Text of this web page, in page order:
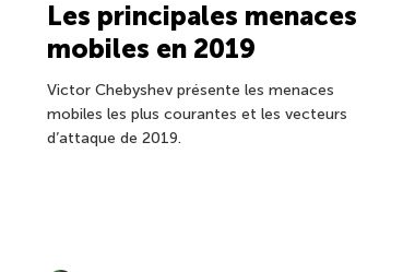
Les principales menaces
mobiles en 2019
Victor Chebyshev présente les menaces
mobiles les plus courantes et les vecteurs
d’attaque de 2019.